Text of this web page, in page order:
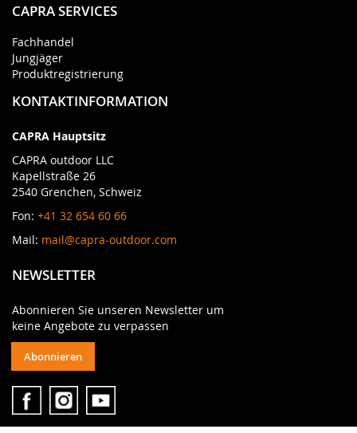
CAPRA SERVICES
Fachhandel
Jungjäger
Produktregistrierung
KONTAKTINFORMATION
CAPRA Hauptsitz
CAPRA outdoor LLC
Kapellstraße 26
2540 Grenchen, Schweiz
Fon: +41 32 654 60 66
Mail: mail@capra-outdoor.com
NEWSLETTER
Abonnieren Sie unseren Newsletter um
keine Angebote zu verpassen
Abonnieren